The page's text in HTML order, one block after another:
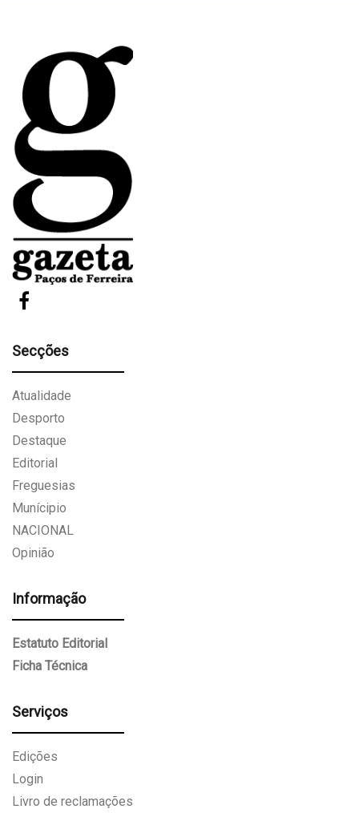
Secções
Atualidade
Desporto
Destaque
Editorial
Freguesias
Munícipio
NACIONAL
Opinião
Informação
Estatuto Editorial
Ficha Técnica
Serviços
Edições
Login
Livro de reclamações